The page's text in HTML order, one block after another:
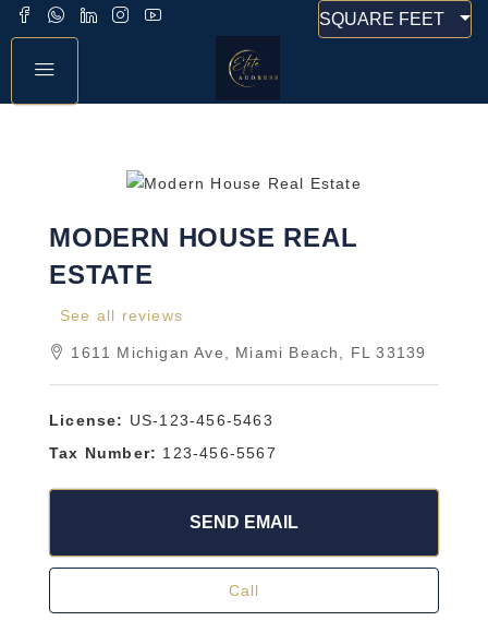
SQUARE FEET
MODERN HOUSE REAL
ESTATE
See all reviews
1611 Michigan Ave, Miami Beach, FL 33139
License: US-123-456-5463
Tax Number: 123-456-5567
SEND EMAIL
Call